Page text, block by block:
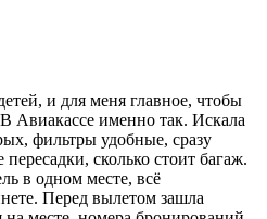
и для меня главное, чтобы
Авиакассе именно так. Искала
фильтры удобные, сразу
сколько стоит багаж.
в одном месте, всё
Перед вылетом зашла